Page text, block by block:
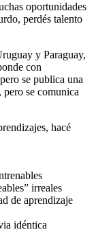
oportunidades
perdés talento
y Paraguay,
con
se publica una
se comunica
hacé
irreales
de aprendizaje
idéntica